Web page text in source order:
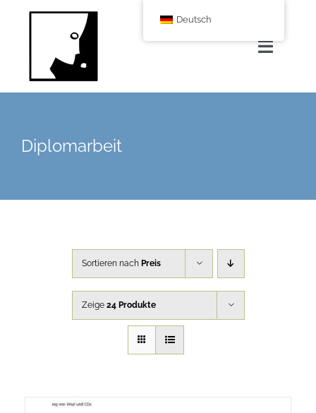
Über uns
Diplomarbeit
Sortieren nach Preis
Zeige 24 Produkte
Deutsch